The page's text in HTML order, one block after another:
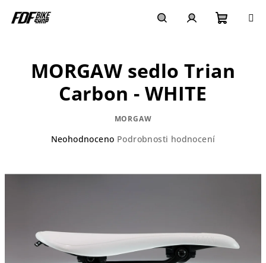
košík
MORGAW sedlo Trian
Carbon - WHITE
MORGAW
Průměrné
je
Neohodnoceno Podrobnosti hodnocení